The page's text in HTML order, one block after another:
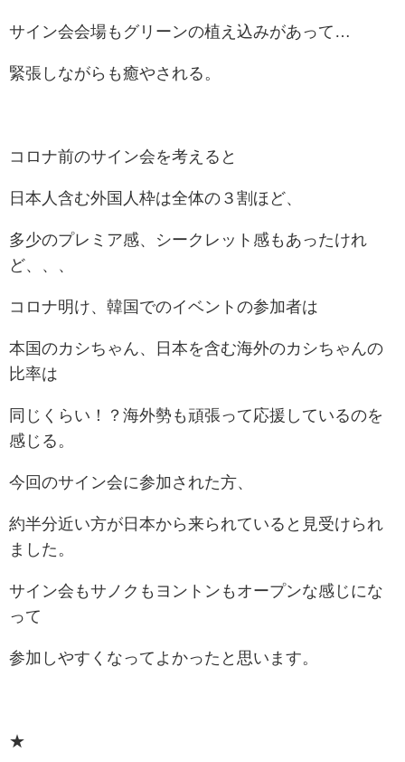
サイン会会場もグリーンの植え込みがあって…
緊張しながらも癒やされる。
コロナ前のサイン会を考えると
日本人含む外国人枠は全体の３割ほど、
多少のプレミア感、シークレット感もあったけれ
ど、、、
コロナ明け、韓国でのイベントの参加者は
本国のカシちゃん、日本を含む海外のカシちゃんの
比率は
同じくらい！？海外勢も頑張って応援しているのを
感じる。
今回のサイン会に参加された方、
約半分近い方が日本から来られていると見受けられ
ました。
サイン会もサノクもヨントンもオープンな感じにな
って
参加しやすくなってよかったと思います。
★